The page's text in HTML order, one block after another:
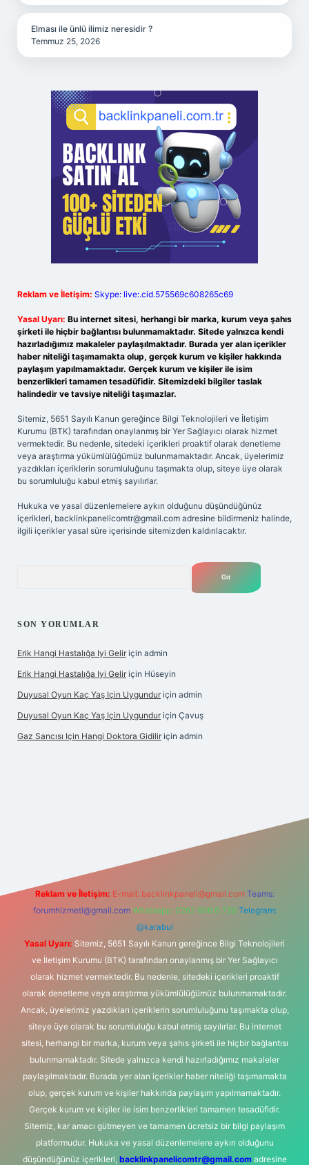
Elması ile ünlü ilimiz neresidir ?
Temmuz 25, 2026
Reklam ve İletişim: Skype: live:.cid.575569c608265c69
Yasal Uyarı: Bu internet sitesi, herhangi bir marka, kurum veya şahıs
şirketi ile hiçbir bağlantısı bulunmamaktadır. Sitede yalnızca kendi
hazırladığımız makaleler paylaşılmaktadır. Burada yer alan içerikler
haber niteliği taşımamakta olup, gerçek kurum ve kişiler hakkında
paylaşım yapılmamaktadır. Gerçek kurum ve kişiler ile isim
benzerlikleri tamamen tesadüfidir. Sitemizdeki bilgiler taslak
halindedir ve tavsiye niteliği taşımazlar.
Sitemiz, 5651 Sayılı Kanun gereğince Bilgi Teknolojileri ve İletişim
Kurumu (BTK) tarafından onaylanmış bir Yer Sağlayıcı olarak hizmet
vermektedir. Bu nedenle, sitedeki içerikleri proaktif olarak denetleme
veya araştırma yükümlülüğümüz bulunmamaktadır. Ancak, üyelerimiz
yazdıkları içeriklerin sorumluluğunu taşımakta olup, siteye üye olarak
bu sorumluluğu kabul etmiş sayılırlar.
Hukuka ve yasal düzenlemelere aykırı olduğunu düşündüğünüz
içerikleri, backlinkpanelicomtr@gmail.com adresine bildirmeniz halinde,
ilgili içerikler yasal süre içerisinde sitemizden kaldırılacaktır.
SON YORUMLAR
Erik Hangi Hastalığa Iyi Gelir için admin
Erik Hangi Hastalığa Iyi Gelir için Hüseyin
Duyusal Oyun Kaç Yaş Için Uygundur için admin
Duyusal Oyun Kaç Yaş Için Uygundur için Çavuş
Gaz Sancısı Için Hangi Doktora Gidilir için admin
Reklam ve İletişim: E-mail: backlinkpaneli@gmail.com Teams:
forumhizmeti@gmail.com Whatsapp: 0262 606 0 726 Telegram:
@karabul
Yasal Uyarı: Sitemiz, 5651 Sayılı Kanun gereğince Bilgi Teknolojileri
ve İletişim Kurumu (BTK) tarafından onaylanmış bir Yer Sağlayıcı
olarak hizmet vermektedir. Bu nedenle, sitedeki içerikleri proaktif
olarak denetleme veya araştırma yükümlülüğümüz bulunmamaktadır.
Ancak, üyelerimiz yazdıkları içeriklerin sorumluluğunu taşımakta olup,
siteye üye olarak bu sorumluluğu kabul etmiş sayılırlar. Bu internet
sitesi, herhangi bir marka, kurum veya şahıs şirketi ile hiçbir bağlantısı
bulunmamaktadır. Sitede yalnızca kendi hazırladığımız makaleler
paylaşılmaktadır. Burada yer alan içerikler haber niteliği taşımamakta
olup, gerçek kurum ve kişiler hakkında paylaşım yapılmamaktadır.
Gerçek kurum ve kişiler ile isim benzerlikleri tamamen tesadüfidir.
Sitemiz, kar amacı gütmeyen ve tamamen ücretsiz bir bilgi paylaşım
platformudur. Hukuka ve yasal düzenlemelere aykırı olduğunu
düşündüğünüz içerikleri, backlinkpanelicomtr@gmail.comadresine